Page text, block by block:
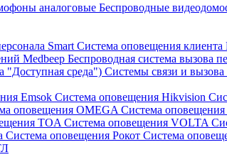
аналоговые Беспроводные
Smart Система оповещения клиента
Medbeep Беспроводная система вызова
"Доступная среда") Системы связи и
Emsok Система оповещения Hikvision
оповещения OMEGA Система
TOA Система оповещения VOLTA
Система оповещения Рокот Система